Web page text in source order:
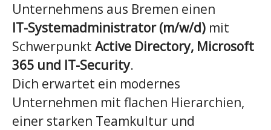
Unternehmens aus Bremen einen
IT-Systemadministrator (m/w/d) mit
Schwerpunkt Active Directory, Microsoft
365 und IT-Security.
Dich erwartet ein modernes
Unternehmen mit flachen Hierarchien,
einer starken Teamkultur und